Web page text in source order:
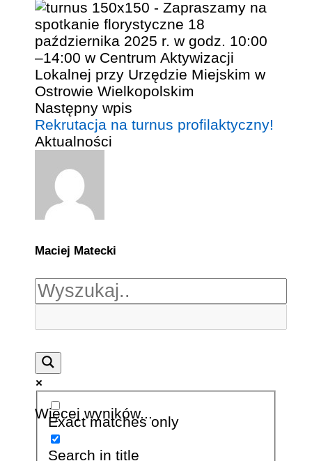
Następny wpis
Rekrutacja na turnus profilaktyczny!
Aktualności
Maciej Matecki
Więcej wyników...
Exact matches only
Search in title